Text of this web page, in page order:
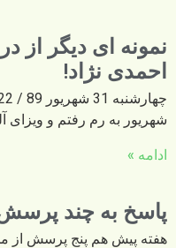
نمونه ای دیگر از
احمدی نژاد!
شهریور به رم رفتم و ویزای
ادامه »
پاسخ به چند پرسش
هفته پیش هم پنج پرسش از